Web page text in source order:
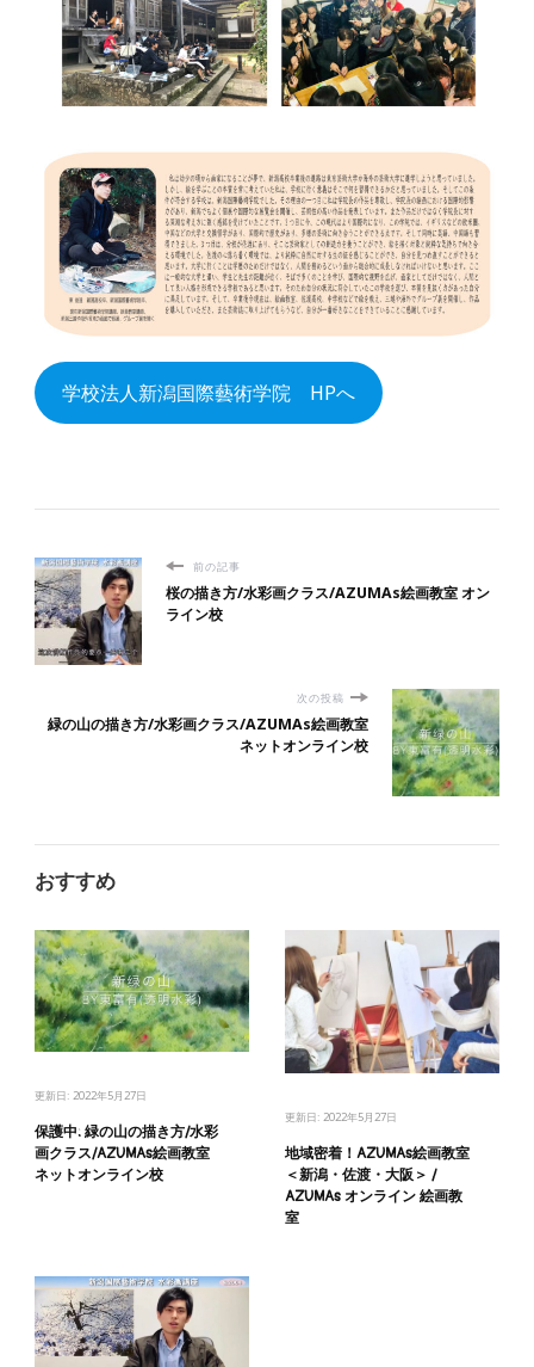
学校法人新潟国際藝術学院 HPへ
前の記事
桜の描き方/水彩画クラス/AZUMAs絵画教室 オン
ライン校
次の投稿
緑の山の描き方/水彩画クラス/AZUMAs絵画教室
ネットオンライン校
おすすめ
更新日: 2022年5月27日
保護中: 緑の山の描き方/水彩
画クラス/AZUMAs絵画教室
ネットオンライン校
更新日: 2022年5月27日
地域密着！AZUMAs絵画教室
＜新潟・佐渡・大阪＞ /
AZUMAs オンライン 絵画教
室